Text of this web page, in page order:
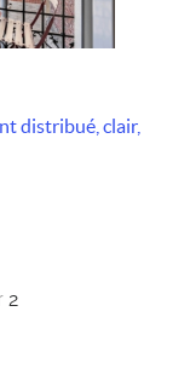
distribué, clair,
2